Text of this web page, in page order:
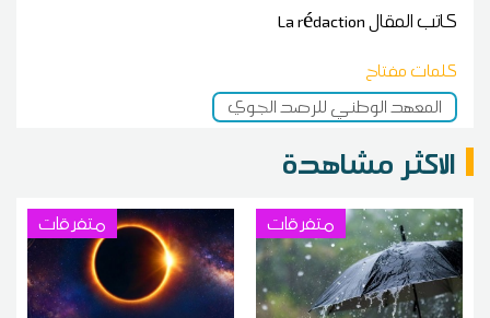
كاتب المقالLa rédaction
كلمات مفتاح
المعهد الوطني للرصد الجوي
الاكثر مشاهدة
متفرقات متفرقات